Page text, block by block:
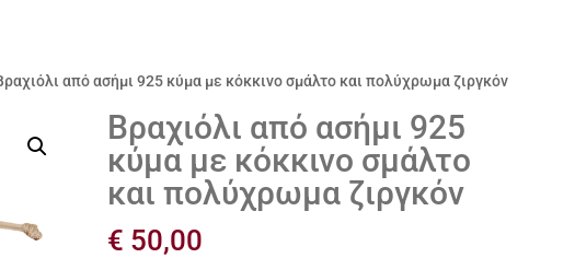
από ασήμι 925 κύμα με κόκκινο σμάλτο και πολύχρωμα ζιργκόν
Βραχιόλι από ασήμι 925
κύμα με κόκκινο σμάλτο
και πολύχρωμα ζιργκόν
€ 50,00